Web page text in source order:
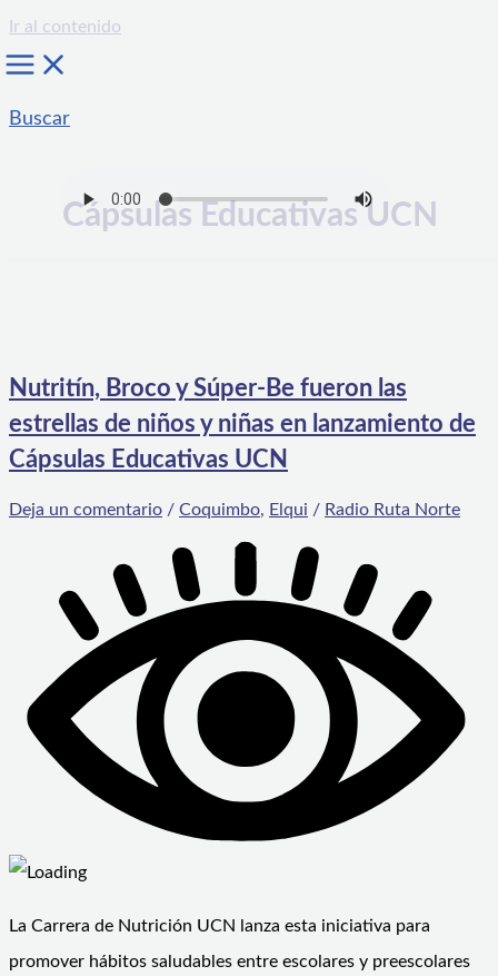
Ir al contenido
Buscar
Cápsulas Educativas UCN
Nutritín, Broco y Súper-Be fueron las
estrellas de niños y niñas en lanzamiento de
Cápsulas Educativas UCN
Deja un comentario / Coquimbo, Elqui / Radio Ruta Norte
La Carrera de Nutrición UCN lanza esta iniciativa para
promover hábitos saludables entre escolares y preescolares